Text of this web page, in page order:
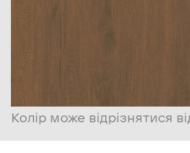
Колір може відрізнятися